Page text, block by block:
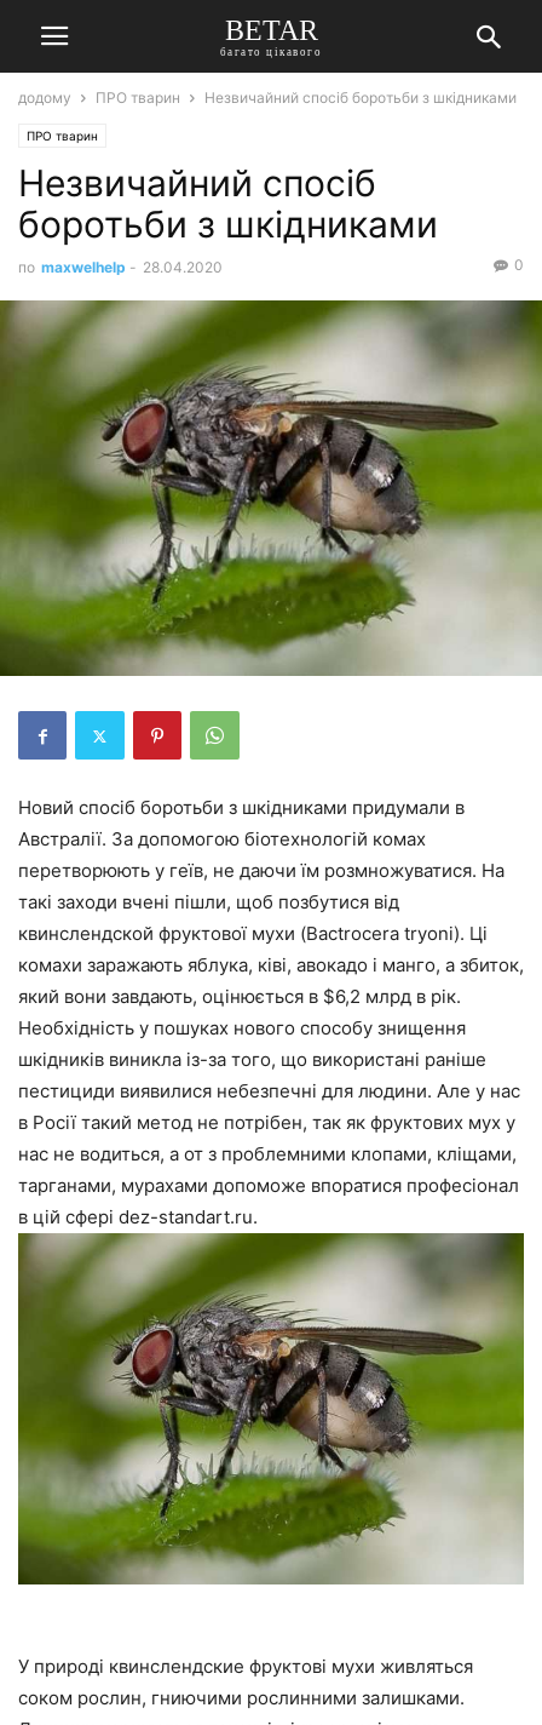
BETAR
багато цікавого
додому ПРО тварин Незвичайний спосіб боротьби з шкідниками
ПРО тварин
Незвичайний спосіб
боротьби з шкідниками
по maxwelhelp - 28.04.2020 0
Новий спосіб боротьби з шкідниками придумали в
Австралії. За допомогою біотехнологій комах
перетворюють у геїв, не даючи їм розмножуватися. На
такі заходи вчені пішли, щоб позбутися від
квинслендской фруктової мухи (Bactrocera tryoni). Ці
комахи заражають яблука, ківі, авокадо і манго, а збиток,
який вони завдають, оцінюється в $6,2 млрд в рік.
Необхідність у пошуках нового способу знищення
шкідників виникла із-за того, що використані раніше
пестициди виявилися небезпечні для людини. Але у нас
в Росії такий метод не потрібен, так як фруктових мух у
нас не водиться, а от з проблемними клопами, кліщами,
тарганами, мурахами допоможе впоратися професіонал
в цій сфері dez-standart.ru.
У природі квинслендские фруктові мухи живляться
соком рослин, гниючими рослинними залишками.